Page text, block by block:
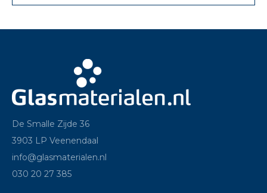
De Smalle Zijde 36
3903 LP Veenendaal
info@glasmaterialen.nl
030 20 27 385